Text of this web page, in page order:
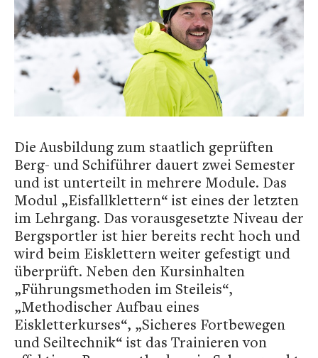
Die Ausbildung zum staatlich geprüften
Berg- und Schiführer dauert zwei Semester
und ist unterteilt in mehrere Module. Das
Modul „Eisfallklettern“ ist eines der letzten
im Lehrgang. Das vorausgesetzte Niveau der
Bergsportler ist hier bereits recht hoch und
wird beim Eisklettern weiter gefestigt und
überprüft. Neben den Kursinhalten
„Führungsmethoden im Steileis“,
„Methodischer Aufbau eines
Eiskletterkurses“, „Sicheres Fortbewegen
und Seiltechnik“ ist das Trainieren von